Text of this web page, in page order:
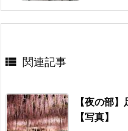
 関連記事
【夜の部
【写真】